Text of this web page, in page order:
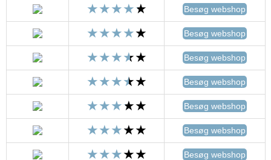
Besøg webshop
Besøg webshop
Besøg webshop
Besøg webshop
Besøg webshop
Besøg webshop
Besøg webshop